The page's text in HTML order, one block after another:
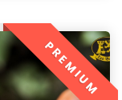
PREMIUM